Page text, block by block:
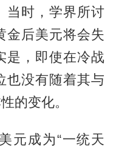
当时，学界所讨
金后美元将会失
是，即使在冷战
也没有随着其与
的变化。
元成为“一统天